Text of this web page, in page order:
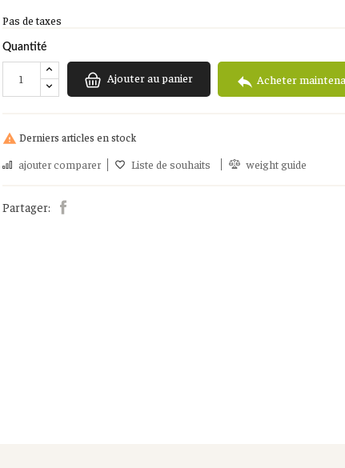
Pas de taxes
Quantité
Ajouter au panier  Acheter
 Derniers articles en stock
ajouter comparer Liste de souhaits weight guide
Partager: